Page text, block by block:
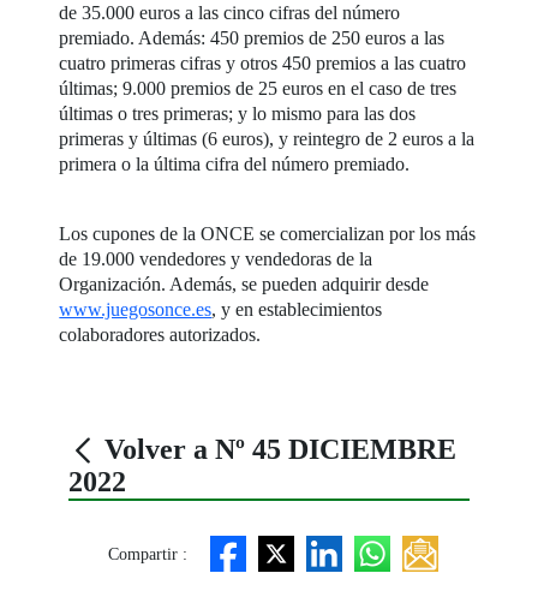
de 35.000 euros a las cinco cifras del número
premiado. Además: 450 premios de 250 euros a las
cuatro primeras cifras y otros 450 premios a las cuatro
últimas; 9.000 premios de 25 euros en el caso de tres
últimas o tres primeras; y lo mismo para las dos
primeras y últimas (6 euros), y reintegro de 2 euros a la
primera o la última cifra del número premiado.
Los cupones de la ONCE se comercializan por los más
de 19.000 vendedores y vendedoras de la
Organización. Además, se pueden adquirir desde
www.juegosonce.es, y en establecimientos
colaboradores autorizados.
Volver a Nº 45 DICIEMBRE
2022
Compartir :